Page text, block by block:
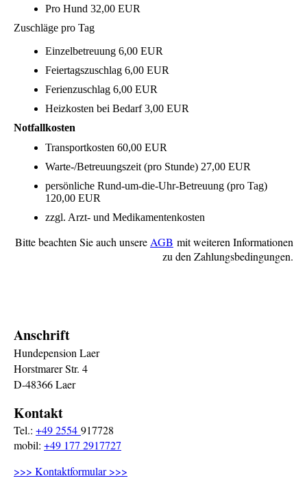
Pro Hund 32,00 EUR
Zuschläge pro Tag
Einzelbetreuung 6,00 EUR
Feiertagszuschlag 6,00 EUR
Ferienzuschlag 6,00 EUR
Heizkosten bei Bedarf 3,00 EUR
Notfallkosten
Transportkosten 60,00 EUR
Warte-/Betreuungszeit (pro Stunde) 27,00 EUR
persönliche Rund-um-die-Uhr-Betreuung (pro Tag)
120,00 EUR
zzgl. Arzt- und Medikamentenkosten
Bitte beachten Sie auch unsere AGB mit weiteren Informationen
zu den Zahlungsbedingungen.
Anschrift
Hundepension Laer
Horstmarer Str. 4
D-48366 Laer
Kontakt
Tel.: +49 2554 917728
mobil: +49 177 2917727
>>> Kontaktformular >>>